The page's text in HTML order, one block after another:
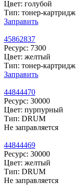
Цвет: голубой
Тип: тонер-картридж
Заправить
45862837
Ресурс: 7300
Цвет: желтый
Тип: тонер-картридж
Заправить
44844470
Ресурс: 30000
Цвет: пурпурный
Тип: DRUM
Не заправляется
44844469
Ресурс: 30000
Цвет: желтый
Тип: DRUM
Не заправляется